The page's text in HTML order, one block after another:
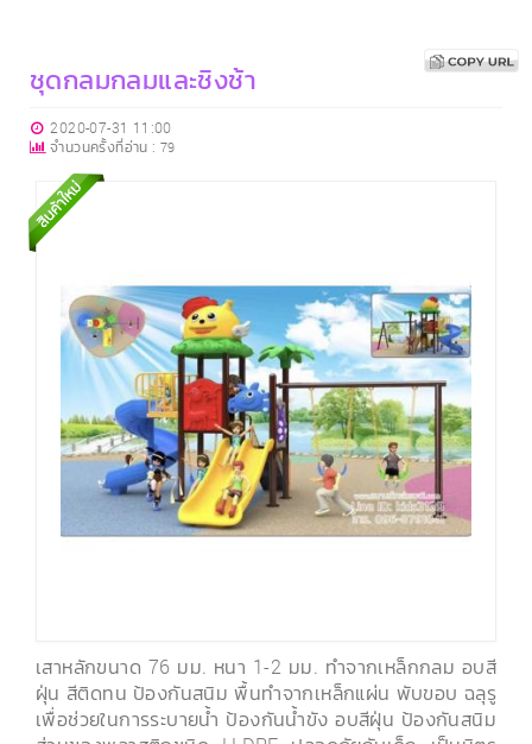
ชุดกลมกลมและชิงช้า
2020-07-31 11:00
จำนวนครั้งที่อ่าน : 79
เสาหลักขนาด 76 มม. หนา 1-2 มม. ทำจากเหล็กกลม อบสี
ฝุ่น สีติดทน ป้องกันสนิม พื้นทำจากเหล็กแผ่น พับขอบ ฉลุรู
เพื่อช่วยในการระบายน้ำ ป้องกันน้ำขัง อบสีฝุ่น ป้องกันสนิม